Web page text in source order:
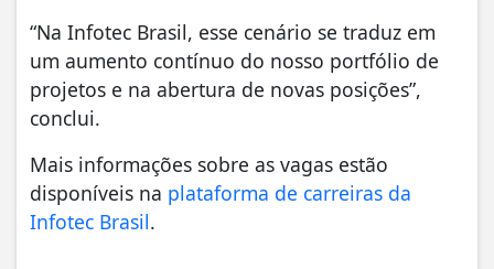
“Na Infotec Brasil, esse cenário se traduz em
um aumento contínuo do nosso portfólio de
projetos e na abertura de novas posições”,
conclui.
Mais informações sobre as vagas estão
disponíveis na plataforma de carreiras da
Infotec Brasil.